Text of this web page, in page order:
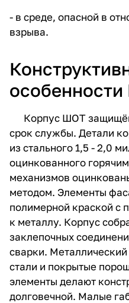
- в среде, опасной в
взрыва.
Корпус ШОТ защищён
срок службы. Детали
из стального 1,5 - 2,0
оцинкованного
механизмов
методом. Элементы
полимерной краской с
к металлу. Корпус
заклепочных
сварки.
стали и покрытые
элементы делают
долговечной. Малые